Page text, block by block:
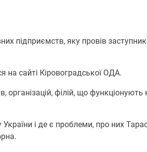
підприємств, яку провів заступник
на сайті Кіровоградської ОДА.
організацій, філій, що функціонують
і де є проблеми, про них